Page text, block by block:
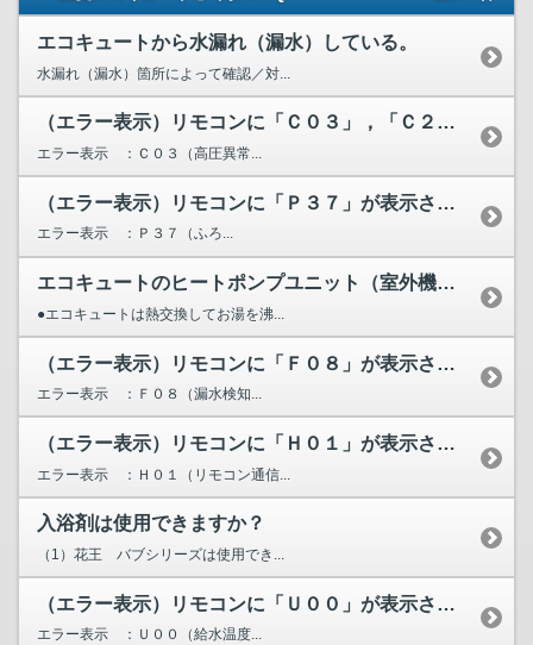
エコキュートから水漏れ（漏水）している。
水漏れ（漏水）箇所によって確認／対...
（エラー表示）リモコンに「Ｃ０３」，「Ｃ２０」，「Ｃ２１」...
エラー表示 ：Ｃ０３（高圧異常...
（エラー表示）リモコンに「Ｐ３７」が表示されています。
エラー表示 ：Ｐ３７（ふろ...
エコキュートのヒートポンプユニット（室外機）から水が漏れる...
●エコキュートは熱交換してお湯を沸...
（エラー表示）リモコンに「Ｆ０８」が表示されています。
エラー表示 ：Ｆ０８（漏水検知...
（エラー表示）リモコンに「Ｈ０１」が表示されています。
エラー表示 ：Ｈ０１（リモコン通信...
入浴剤は使用できますか？
（1）花王 バブシリーズは使用でき...
（エラー表示）リモコンに「Ｕ００」が表示されています。
エラー表示 ：Ｕ００（給水温度...